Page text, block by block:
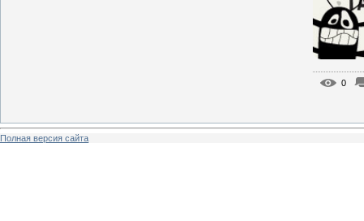
0
Полная версия сайта